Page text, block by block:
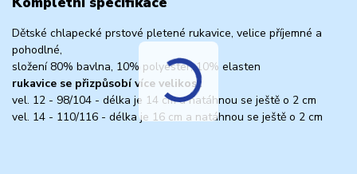
Dětské chlapecké prstové pletené rukavice, velice příjemné a
pohodlné,
složení 80% bavlna, 10% polyester, 10% elasten
rukavice se přizpůsobí více velikost
vel. 12 - 98/104 - délka je 14 cm a natáhnou se ještě o 2 cm
vel. 14 - 110/116 - délka je 16 cm a natáhnou se ještě o 2 cm